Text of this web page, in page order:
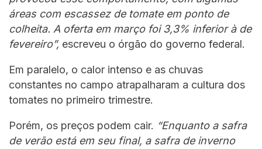
áreas com escassez de tomate em ponto de
colheita. A oferta em março foi 3,3% inferior à de
fevereiro”, escreveu o órgão do governo federal.
Em paralelo, o calor intenso e as chuvas
constantes no campo atrapalharam a cultura dos
tomates no primeiro trimestre.
Porém, os preços podem cair. “Enquanto a safra
de verão está em seu final, a safra de inverno